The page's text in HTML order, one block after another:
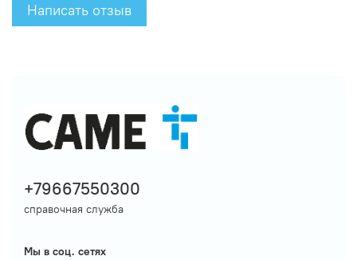
Написать отзыв
+79667550300
справочная служба
Мы в соц. сетях